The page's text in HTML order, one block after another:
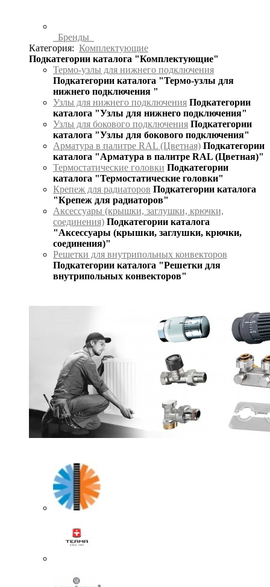
Бренды
Категория: Комплектующие
Подкатегории каталога "Комплектующие"
Термо-узлы для нижнего подключения
Подкатегории каталога "Термо-узлы для
нижнего подключения "
Узлы для нижнего подключения Подкатегории
каталога "Узлы для нижнего подключения"
Узлы для бокового подключения Подкатегории
каталога "Узлы для бокового подключения"
Арматура в палитре RAL (Цветная) Подкатегории
каталога "Арматура в палитре RAL (Цветная)"
Термостатические головки Подкатегории
каталога "Термостатические головки"
Крепеж для радиаторов Подкатегории каталога
"Крепеж для радиаторов"
Аксессуары (крышки, заглушки, крючки,
соединения) Подкатегории каталога
"Аксессуары (крышки, заглушки, крючки,
соединения)"
Решетки для внутрипольных конвекторов
Подкатегории каталога "Решетки для
внутрипольных конвекторов"